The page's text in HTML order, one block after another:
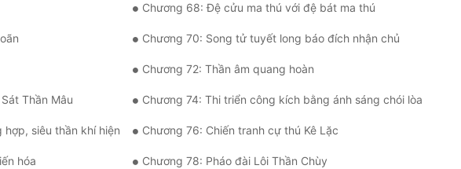
Chương 68: Đệ cửu ma thú với đệ bát ma thú
Chương 70: Song tử tuyết long báo đích nhận chủ
Chương 72: Thần âm quang hoàn
Thần Mâu Chương 74: Thi triển công kích bằng ánh sáng chói lòa
siêu thần khí hiện Chương 76: Chiến tranh cự thú Kê Lặc
hóa Chương 78: Pháo đài Lôi Thần Chùy